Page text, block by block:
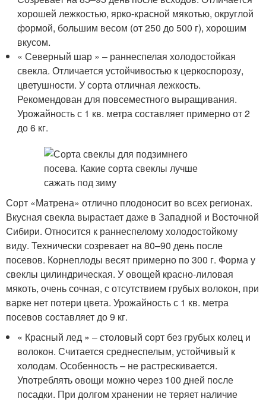
хорошей лежкостью, ярко-красной мякотью, округлой
формой, большим весом (от 250 до 500 г), хорошим
вкусом.
« Северный шар » – раннеспелая холодостойкая
свекла. Отличается устойчивостью к церкоспорозу,
цветушности. У сорта отличная лежкость.
Рекомендован для повсеместного выращивания.
Урожайность с 1 кв. метра составляет примерно от 2
до 6 кг.
Сорт «Матрена» отлично плодоносит во всех регионах.
Вкусная свекла вырастает даже в Западной и Восточной
Сибири. Относится к раннеспелому холодостойкому
виду. Технически созревает на 80–90 день после
посевов. Корнеплоды весят примерно по 300 г. Форма у
свеклы цилиндрическая. У овощей красно-лиловая
мякоть, очень сочная, с отсутствием грубых волокон, при
варке нет потери цвета. Урожайность с 1 кв. метра
посевов составляет до 9 кг.
« Красный лед » – столовый сорт без грубых колец и
волокон. Считается среднеспелым, устойчивый к
холодам. Особенность – не растрескивается.
Употреблять овощи можно через 100 дней после
посадки. При долгом хранении не теряет наличие